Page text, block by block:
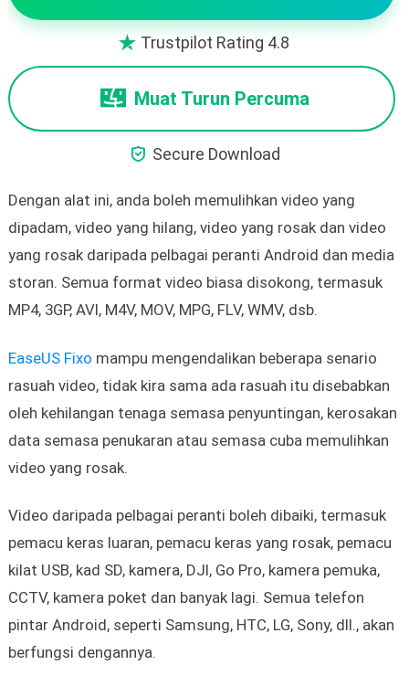
 Trustpilot Rating 4.8
Muat Turun Percuma
 Secure Download
Dengan alat ini, anda boleh memulihkan video yang
dipadam, video yang hilang, video yang rosak dan video
yang rosak daripada pelbagai peranti Android dan media
storan. Semua format video biasa disokong, termasuk
MP4, 3GP, AVI, M4V, MOV, MPG, FLV, WMV, dsb.
EaseUS Fixo mampu mengendalikan beberapa senario
rasuah video, tidak kira sama ada rasuah itu disebabkan
oleh kehilangan tenaga semasa penyuntingan, kerosakan
data semasa penukaran atau semasa cuba memulihkan
video yang rosak.
Video daripada pelbagai peranti boleh dibaiki, termasuk
pemacu keras luaran, pemacu keras yang rosak, pemacu
kilat USB, kad SD, kamera, DJI, Go Pro, kamera pemuka,
CCTV, kamera poket dan banyak lagi. Semua telefon
pintar Android, seperti Samsung, HTC, LG, Sony, dll., akan
berfungsi dengannya.